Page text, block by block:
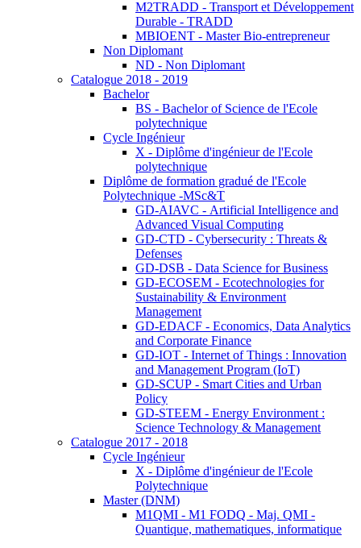
M2TRADD - Transport et Développement
Durable - TRADD
MBIOENT - Master Bio-entrepreneur
Non Diplomant
ND - Non Diplomant
Catalogue 2018 - 2019
Bachelor
BS - Bachelor of Science de l'Ecole
polytechnique
Cycle Ingénieur
X - Diplôme d'ingénieur de l'Ecole
polytechnique
Diplôme de formation gradué de l'Ecole
Polytechnique -MSc&T
GD-AIAVC - Artificial Intelligence and
Advanced Visual Computing
GD-CTD - Cybersecurity : Threats &
Defenses
GD-DSB - Data Science for Business
GD-ECOSEM - Ecotechnologies for
Sustainability & Environment
Management
GD-EDACF - Economics, Data Analytics
and Corporate Finance
GD-IOT - Internet of Things : Innovation
and Management Program (IoT)
GD-SCUP - Smart Cities and Urban
Policy
GD-STEEM - Energy Environment :
Science Technology & Management
Catalogue 2017 - 2018
Cycle Ingénieur
X - Diplôme d'ingénieur de l'Ecole
Polytechnique
Master (DNM)
M1QMI - M1 FODQ - Maj. QMI -
Quantique, mathematiques, informatique